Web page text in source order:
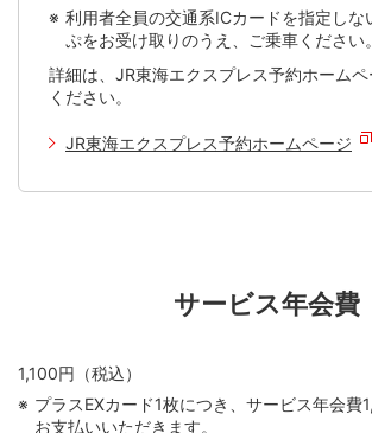
利用者全員の交通系ICカードを指定しな
ぷをお受け取りのうえ、ご乗車ください。
詳細は、JR東海エクスプレス予約ホーム
ください。
JR東海エクスプレス予約ホームページ
サービス年会費
1,100円（税込）
プラスEXカード1枚につき、サービス年会費
お支払いいただきます。